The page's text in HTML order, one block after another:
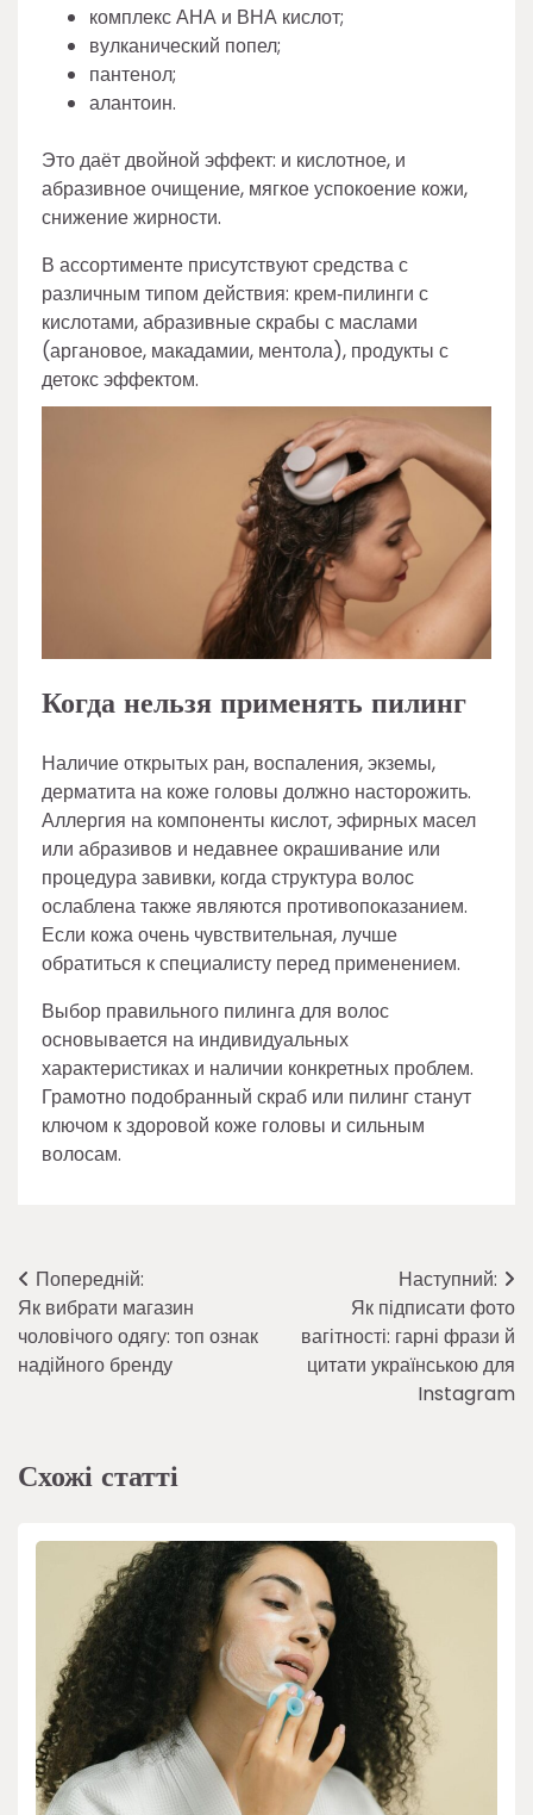
комплекс АНА и ВНА кислот;
вулканический попел;
пантенол;
алантоин.
Это даёт двойной эффект: и кислотное, и
абразивное очищение, мягкое успокоение кожи,
снижение жирности.
В ассортименте присутствуют средства с
различным типом действия: крем‑пилинги с
кислотами, абразивные скрабы с маслами
(аргановое, макадамии, ментола), продукты с
детокс эффектом.
Когда нельзя применять пилинг
Наличие открытых ран, воспаления, экземы,
дерматита на коже головы должно насторожить.
Аллергия на компоненты кислот, эфирных масел
или абразивов и недавнее окрашивание или
процедура завивки, когда структура волос
ослаблена также являются противопоказанием.
Если кожа очень чувствительная, лучше
обратиться к специалисту перед применением.
Выбор правильного пилинга для волос
основывается на индивидуальных
характеристиках и наличии конкретных проблем.
Грамотно подобранный скраб или пилинг станут
ключом к здоровой коже головы и сильным
волосам.
Навігація
записів
Попередній:
Як вибрати магазин
чоловічого одягу: топ ознак
надійного бренду
Наступний:
Як підписати фото
вагітності: гарні фрази й
цитати українською для
Instagram
Схожі статті